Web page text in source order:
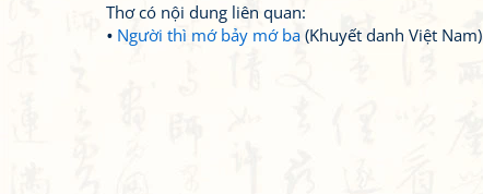
Thơ có nội dung liên quan:
Người thì mớ bảy mớ ba (Khuyết danh Việt Nam)